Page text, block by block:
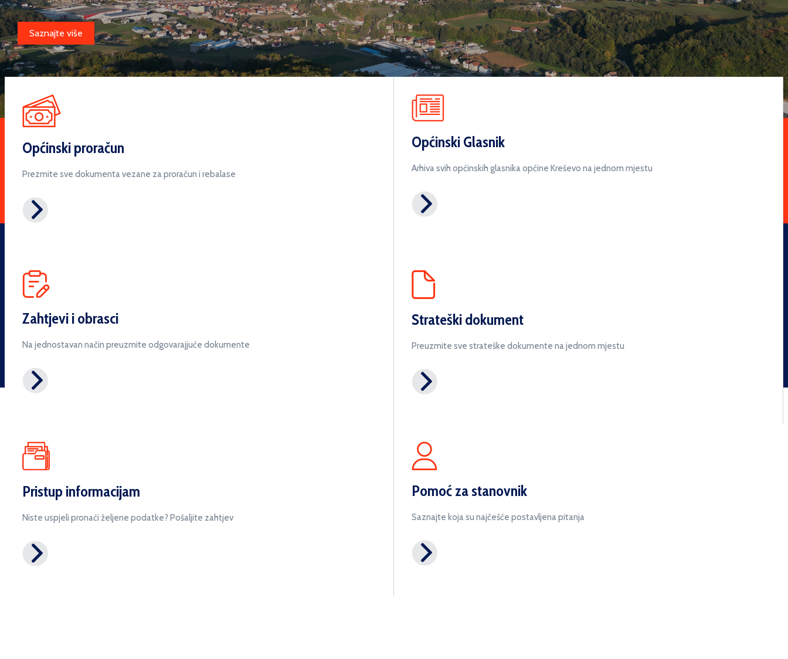
Saznajte više
Općinski proračun
Prezmite sve dokumenta vezane za proračun i rebalase
Općinski Glasnik
Arhiva svih općinskih glasnika općine Kreševo na jednom mjestu
Zahtjevi i obrasci
Na jednostavan način preuzmite odgovarajjuće dokumente
Strateški dokument
Preuzmite sve strateške dokumente na jednom mjestu
Pristup informacijam
Niste uspjeli pronaći željene podatke? Pošaljite zahtjev
Pomoć za stanovnik
Saznajte koja su najčešće postavljena pitanja